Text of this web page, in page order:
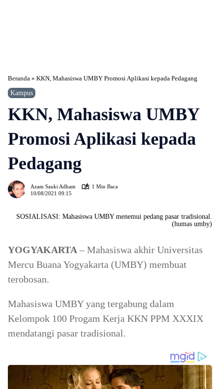
Beranda » KKN, Mahasiswa UMBY Promosi Aplikasi kepada Pedagang
Kampus
KKN, Mahasiswa UMBY
Promosi Aplikasi kepada
Pedagang
Azam Sauki Adham
1 Min Baca
10/08/2021 09:15
SOSIALISASI: Mahasiswa UMBY menemui pedang pasar tradisional.
(humas umby)
YOGYAKARTA – Mahasiswa akhir Universitas
Mercu Buana Yogyakarta (UMBY) membuat
terobosan.
Mahasiswa UMBY yang tergabung dalam
Kelompok 100 Progam Kerja KKN PPM XXXIX
mendatangi pasar tradisional.